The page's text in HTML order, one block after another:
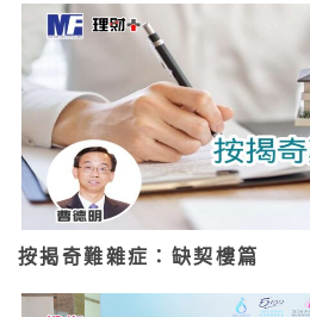
按揭奇難雜症：缺契樓篇